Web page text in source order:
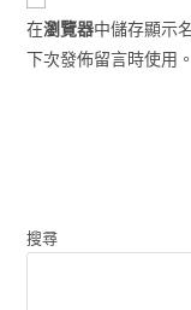
URL
(optional)
在瀏覽器中儲存顯示
下次發佈留言時使用。
搜尋